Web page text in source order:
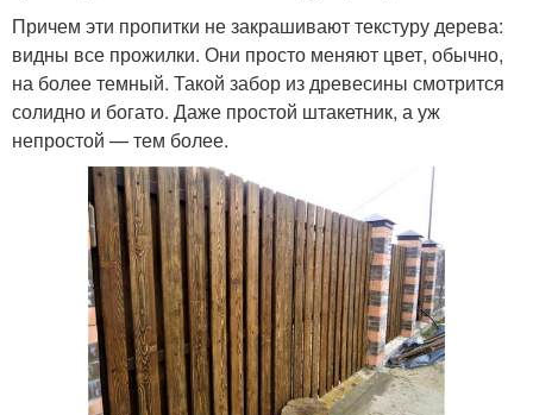
Причем эти пропитки не закрашивают текстуру дерева:
видны все прожилки. Они просто меняют цвет, обычно,
на более темный. Такой забор из древесины смотрится
солидно и богато. Даже простой штакетник, а уж
непростой — тем более.